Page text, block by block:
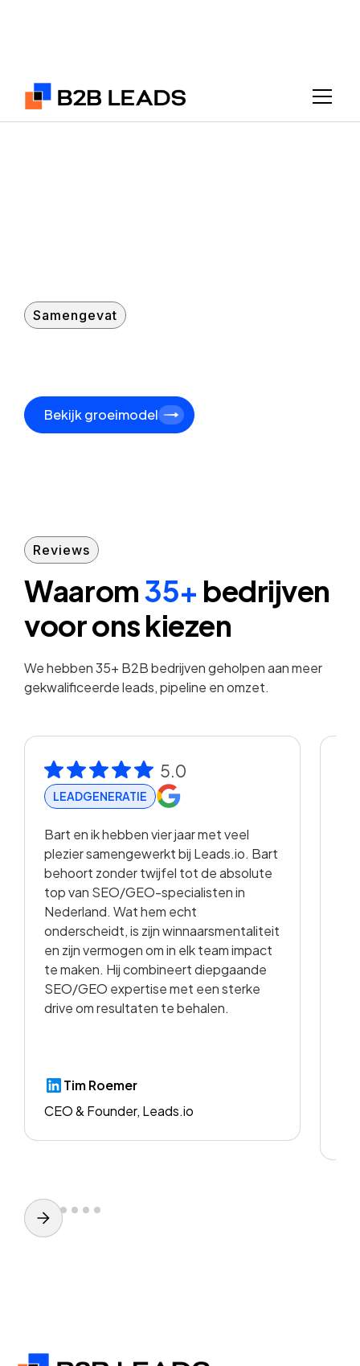
PROXUMA
Samengevat
Bekijk groeimodel
Reviews
Waarom35+ bedrijven
voor ons kiezen
We hebben 35+ B2B bedrijven geholpen aan meer
gekwalificeerde leads, pipeline en omzet.
5.0
LEADGENERATIE
Bart en ik hebben vier jaar met veel
plezier samengewerkt bij Leads.io. Bart
behoort zonder twijfel tot de absolute
top van SEO/GEO-specialisten in
Nederland. Wat hem echt
onderscheidt, is zijn winnaarsmentaliteit
en zijn vermogen om in elk team impact
te maken. Hij combineert diepgaande
SEO/GEO expertise met een sterke
drive om resultaten te behalen.
Tim Roemer
CEO & Founder, Leads.io